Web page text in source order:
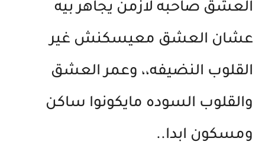
العشق صاحبه لازمن يجاهر بيه
عشان العشق معيسكنش غير
القلوب النضيفه،، وعمر العشق
والقلوب السوده مايكونوا ساكن
ومسكون ابدا..